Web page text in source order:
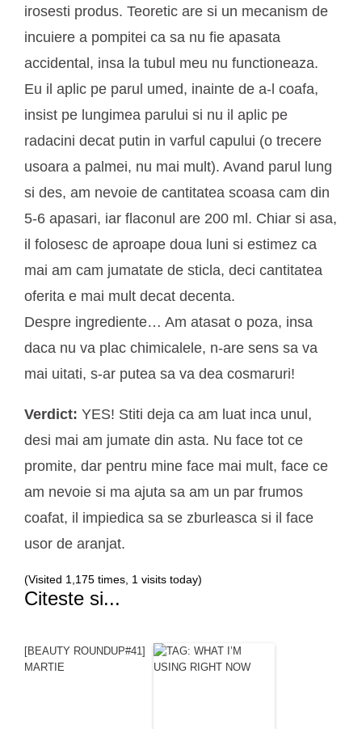
irosesti produs. Teoretic are si un mecanism de
incuiere a pompitei ca sa nu fie apasata
accidental, insa la tubul meu nu functioneaza.
Eu il aplic pe parul umed, inainte de a-l coafa,
insist pe lungimea parului si nu il aplic pe
radacini decat putin in varful capului (o trecere
usoara a palmei, nu mai mult). Avand parul lung
si des, am nevoie de cantitatea scoasa cam din
5-6 apasari, iar flaconul are 200 ml. Chiar si asa,
il folosesc de aproape doua luni si estimez ca
mai am cam jumatate de sticla, deci cantitatea
oferita e mai mult decat decenta.
Despre ingrediente… Am atasat o poza, insa
daca nu va plac chimicalele, n-are sens sa va
mai uitati, s-ar putea sa va dea cosmaruri!
Verdict: YES! Stiti deja ca am luat inca unul,
desi mai am jumate din asta. Nu face tot ce
promite, dar pentru mine face mai mult, face ce
am nevoie si ma ajuta sa am un par frumos
coafat, il impiedica sa se zburleasca si il face
usor de aranjat.
(Visited 1,175 times, 1 visits today)
Citeste si...
[BEAUTY ROUNDUP#41]
MARTIE